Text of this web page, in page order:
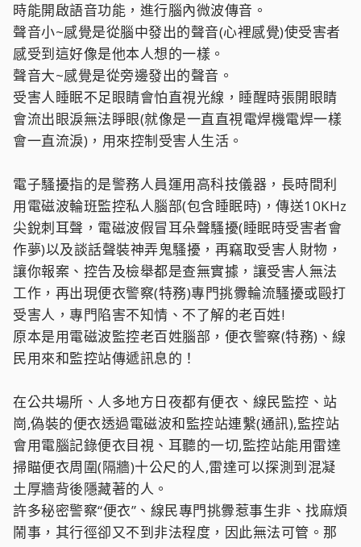
時能開啟語音功能，進行腦內微波傳音。
聲音小~感覺是從腦中發出的聲音(心裡感覺)使受害者
感受到這好像是他本人想的一樣。
聲音大~感覺是從旁邊發出的聲音。
受害人睡眠不足眼睛會怕直視光線，睡醒時張開眼睛
會流出眼淚無法睜眼(就像是一直直視電焊機電焊一樣
會一直流淚)，用來控制受害人生活。
電子騷擾指的是警務人員運用高科技儀器，長時間利
用電磁波輪班監控私人腦部(包含睡眠時)，傳送10KHz
尖銳刺耳聲，電磁波假冒耳朵聲騷擾(睡眠時受害者會
作夢)以及談話聲裝神弄鬼騷擾，再竊取受害人財物，
讓你報案、控告及檢舉都是查無實據，讓受害人無法
工作，再出現便衣警察(特務)專門挑釁輪流騷擾或毆打
受害人，專門陷害不知情、不了解的老百姓!
原本是用電磁波監控老百姓腦部，便衣警察(特務)、線
民用來和監控站傳遞訊息的！
在公共場所、人多地方日夜都有便衣、線民監控、站
崗,偽裝的便衣透過電磁波和監控站連繫(通訊),監控站
會用電腦記錄便衣目視、耳聽的一切,監控站能用雷達
掃瞄便衣周圍(隔牆)十公尺的人,雷達可以探測到混凝
土厚牆背後隱藏著的人。
許多秘密警察“便衣”、線民專門挑釁惹事生非、找麻煩
鬧事，其行徑卻又不到非法程度，因此無法可管。那